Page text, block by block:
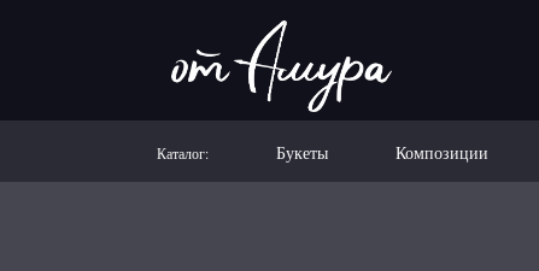
Каталог: Букеты Композиции